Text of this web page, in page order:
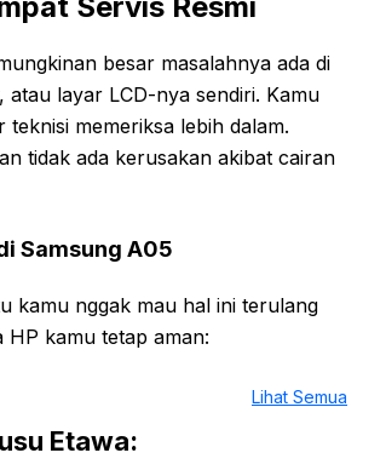
Servis Resmi
besar masalahnya ada di
layar LCD-nya sendiri. Kamu
teknisi memeriksa lebih dalam.
tidak ada kerusakan akibat cairan
Samsung A05
kamu nggak mau hal ini terulang
kamu tetap aman:
Lihat Semua
Etawa: